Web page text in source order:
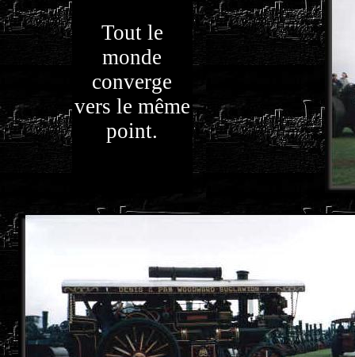
Tout le
monde
converge
vers le même
point.